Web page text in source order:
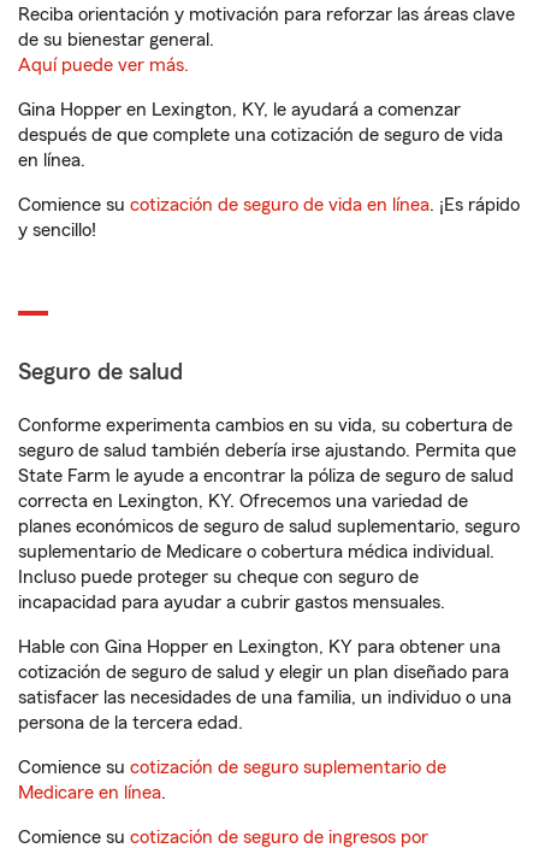
Reciba orientación y motivación para reforzar las áreas clave
de su bienestar general.
Aquí puede ver más.
Gina Hopper en Lexington, KY, le ayudará a comenzar
después de que complete una cotización de seguro de vida
en línea.
Comience su cotización de seguro de vida en línea. ¡Es rápido
y sencillo!
Seguro de salud
Conforme experimenta cambios en su vida, su cobertura de
seguro de salud también debería irse ajustando. Permita que
State Farm le ayude a encontrar la póliza de seguro de salud
correcta en Lexington, KY. Ofrecemos una variedad de
planes económicos de seguro de salud suplementario, seguro
suplementario de Medicare o cobertura médica individual.
Incluso puede proteger su cheque con seguro de
incapacidad para ayudar a cubrir gastos mensuales.
Hable con Gina Hopper en Lexington, KY para obtener una
cotización de seguro de salud y elegir un plan diseñado para
satisfacer las necesidades de una familia, un individuo o una
persona de la tercera edad.
Comience su cotización de seguro suplementario de
Medicare en línea.
Comience su cotización de seguro de ingresos por